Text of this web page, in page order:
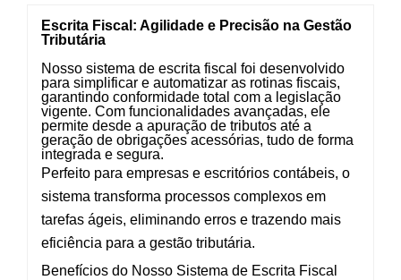
Escrita Fiscal: Agilidade e Precisão na Gestão
Tributária
Nosso sistema de escrita fiscal foi desenvolvido
para simplificar e automatizar as rotinas fiscais,
garantindo conformidade total com a legislação
vigente. Com funcionalidades avançadas, ele
permite desde a apuração de tributos até a
geração de obrigações acessórias, tudo de forma
integrada e segura.
Perfeito para empresas e escritórios contábeis, o
sistema transforma processos complexos em
tarefas ágeis, eliminando erros e trazendo mais
eficiência para a gestão tributária.
Benefícios do Nosso Sistema de Escrita Fiscal